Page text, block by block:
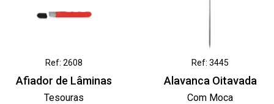
Ref: 2608
Afiador de Lâminas
Tesouras
Ref: 3445
Alavanca Oitavada
Com Moca